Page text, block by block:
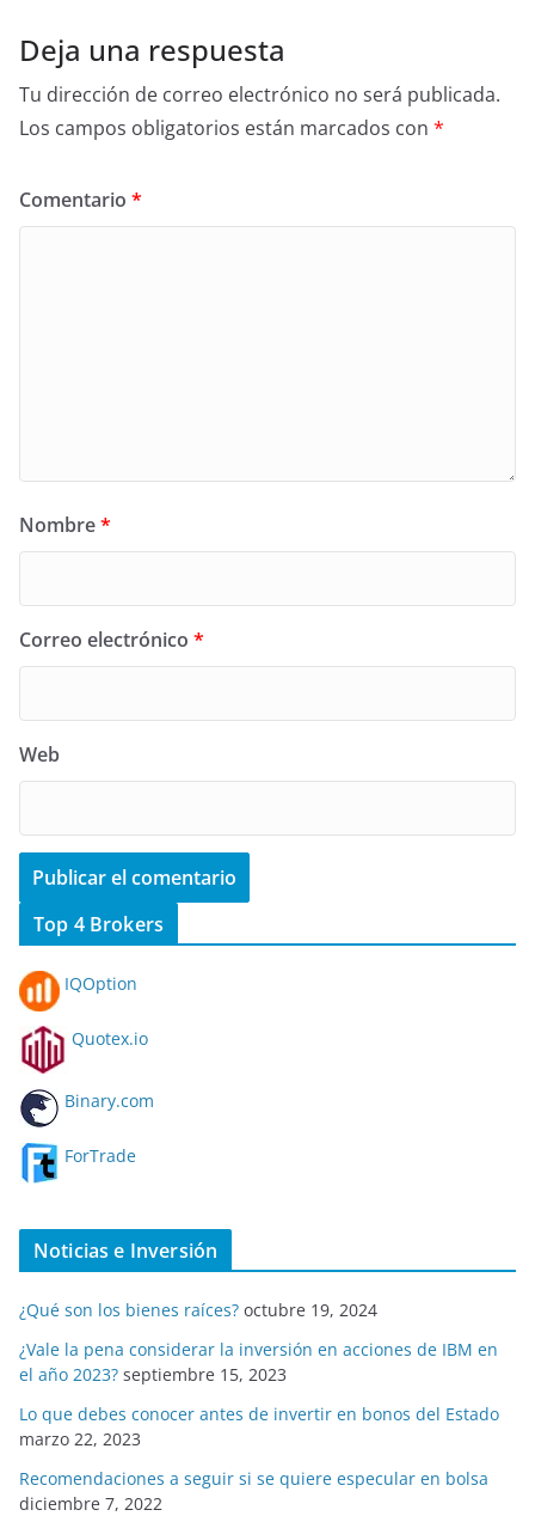
Deja una respuesta
Tu dirección de correo electrónico no será publicada.
Los campos obligatorios están marcados con *
Comentario *
Nombre*
Correo electrónico *
Web
Top 4 Brokers
IQOption
Quotex.io
Binary.com
ForTrade
Noticias e Inversión
¿Qué son los bienes raíces? octubre 19, 2024
¿Vale la pena considerar la inversión en acciones de IBM en
el año 2023? septiembre 15, 2023
Lo que debes conocer antes de invertir en bonos del Estado
marzo 22, 2023
Recomendaciones a seguir si se quiere especular en bolsa
diciembre 7, 2022